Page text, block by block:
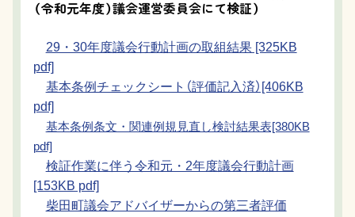
（令和元年度）議会運営委員会にて検証）
29・30年度議会行動計画の取組結果 [325KB
pdf]
基本条例チェックシート（評価記入済）[406KB
pdf]
基本条例条文・関連例規見直し検討結果表[380KB
pdf]
検証作業に伴う令和元・2年度議会行動計画
[153KB pdf]
柴田町議会アドバイザーからの第三者評価